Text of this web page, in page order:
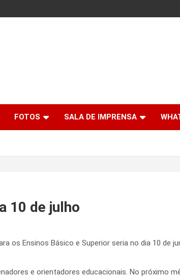
FOTOS SALA DE IMPRENSA
10 de julho
os Ensinos Básico e Superior seria no dia 10 de
e orientadores educacionais. No próximo